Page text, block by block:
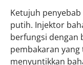
Ketujuh
putih. Injektor
berfungsi dengan
pembakaran
menyuntikkan